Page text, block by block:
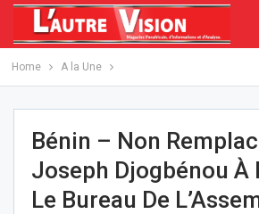
Home A la Une
Bénin – Non
Joseph Djogbénou À
Le Bureau De